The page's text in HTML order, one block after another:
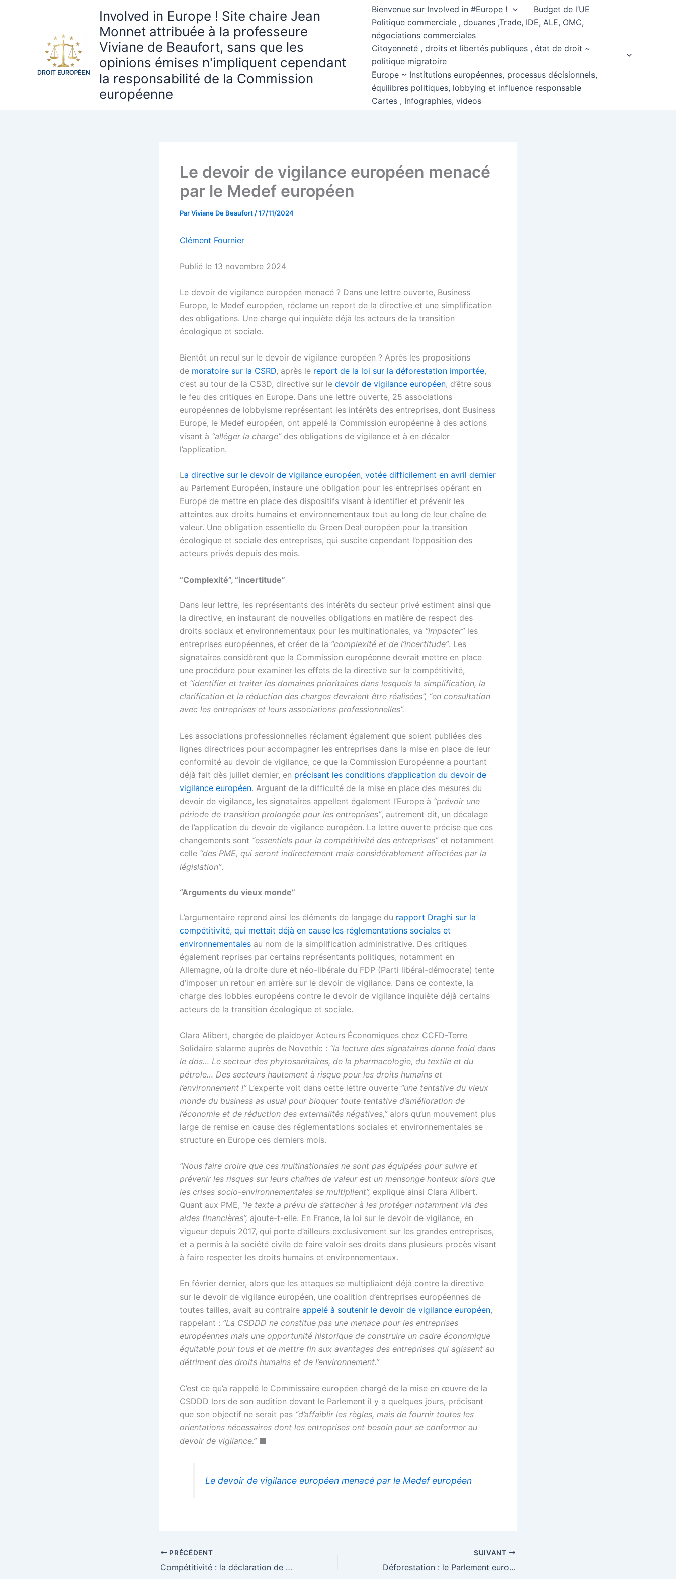
Involved in Europe ! Site chaire Jean
Monnet attribuée à la professeure
Viviane de Beaufort, sans que les
opinions émises n'impliquent cependant
la responsabilité de la Commission
européenne
Bienvenue sur Involved in #Europe !
Budget de l’UE
Politique commerciale , douanes ,Trade, IDE, ALE, OMC,
négociations commerciales
Citoyenneté , droits et libertés publiques , état de droit ~
politique migratoire
Europe ~ Institutions européennes, processus décisionnels,
équilibres politiques, lobbying et influence responsable
Cartes , Infographies, videos
Le devoir de vigilance européen menacé
par le Medef européen
ParViviane De Beaufort /17/11/2024
Clément Fournier
Publié le 13 novembre 2024
Le devoir de vigilance européen menacé ? Dans une lettre ouverte, Business
Europe, le Medef européen, réclame un report de la directive et une simplification
des obligations. Une charge qui inquiète déjà les acteurs de la transition
écologique et sociale.
Bientôt un recul sur le devoir de vigilance européen ? Après les propositions
de moratoire sur la CSRD, après le report de la loi sur la déforestation importée,
c’est au tour de la CS3D, directive sur le devoir de vigilance européen, d’être sous
le feu des critiques en Europe. Dans une lettre ouverte, 25 associations
européennes de lobbyisme représentant les intérêts des entreprises, dont Business
Europe, le Medef européen, ont appelé la Commission européenne à des actions
visant à “alléger la charge”des obligations de vigilance et à en décaler
l’application.
La directive sur le devoir de vigilance européen, votée difficilement en avril dernier
au Parlement Européen, instaure une obligation pour les entreprises opérant en
Europe de mettre en place des dispositifs visant à identifier et prévenir les
atteintes aux droits humains et environnementaux tout au long de leur chaîne de
valeur. Une obligation essentielle du Green Deal européen pour la transition
écologique et sociale des entreprises, qui suscite cependant l’opposition des
acteurs privés depuis des mois.
“Complexité”, “incertitude”
Dans leur lettre, les représentants des intérêts du secteur privé estiment ainsi que
la directive, en instaurant de nouvelles obligations en matière de respect des
droits sociaux et environnementaux pour les multinationales, va “impacter”les
entreprises européennes, et créer de la “complexité et de l’incertitude”. Les
signataires considèrent que la Commission européenne devrait mettre en place
une procédure pour examiner les effets de la directive sur la compétitivité,
et “identifier et traiter les domaines prioritaires dans lesquels la simplification, la
clarification et la réduction des charges devraient être réalisées”, “en consultation
avec les entreprises et leurs associations professionnelles”.
Les associations professionnelles réclament également que soient publiées des
lignes directrices pour accompagner les entreprises dans la mise en place de leur
conformité au devoir de vigilance, ce que la Commission Européenne a pourtant
déjà fait dès juillet dernier, en précisant les conditions d’application du devoir de
vigilance européen. Arguant de la difficulté de la mise en place des mesures du
devoir de vigilance, les signataires appellent également l’Europe à “prévoir une
période de transition prolongée pour les entreprises”, autrement dit, un décalage
de l’application du devoir de vigilance européen. La lettre ouverte précise que ces
changements sont “essentiels pour la compétitivité des entreprises”et notamment
celle “des PME, qui seront indirectement mais considérablement affectées par la
législation”.
“Arguments du vieux monde”
L’argumentaire reprend ainsi les éléments de langage du rapport Draghi sur la
compétitivité, qui mettait déjà en cause les réglementations sociales et
environnementales au nom de la simplification administrative. Des critiques
également reprises par certains représentants politiques, notamment en
Allemagne, où la droite dure et néo-libérale du FDP (Parti libéral-démocrate) tente
d’imposer un retour en arrière sur le devoir de vigilance. Dans ce contexte, la
charge des lobbies européens contre le devoir de vigilance inquiète déjà certains
acteurs de la transition écologique et sociale.
Clara Alibert, chargée de plaidoyer Acteurs Économiques chez CCFD-Terre
Solidaire s’alarme auprès de Novethic : “la lecture des signataires donne froid dans
le dos… Le secteur des phytosanitaires, de la pharmacologie, du textile et du
pétrole… Des secteurs hautement à risque pour les droits humains et
l’environnement !”L’experte voit dans cette lettre ouverte “une tentative du vieux
monde du business as usual pour bloquer toute tentative d’amélioration de
l’économie et de réduction des externalités négatives,” alors qu’un mouvement plus
large de remise en cause des réglementations sociales et environnementales se
structure en Europe ces derniers mois.
“Nous faire croire que ces multinationales ne sont pas équipées pour suivre et
prévenir les risques sur leurs chaînes de valeur est un mensonge honteux alors que
les crises socio-environnementales se multiplient”, explique ainsi Clara Alibert.
Quant aux PME, “le texte a prévu de s’attacher à les protéger notamment via des
aides financières”, ajoute-t-elle. En France, la loi sur le devoir de vigilance, en
vigueur depuis 2017, qui porte d’ailleurs exclusivement sur les grandes entreprises,
et a permis à la société civile de faire valoir ses droits dans plusieurs procès visant
à faire respecter les droits humains et environnementaux.
En février dernier, alors que les attaques se multipliaient déjà contre la directive
sur le devoir de vigilance européen, une coalition d’entreprises européennes de
toutes tailles, avait au contraire appelé à soutenir le devoir de vigilance européen,
rappelant : “La CSDDD ne constitue pas une menace pour les entreprises
européennes mais une opportunité historique de construire un cadre économique
équitable pour tous et de mettre fin aux avantages des entreprises qui agissent au
détriment des droits humains et de l’environnement.”
C’est ce qu’a rappelé le Commissaire européen chargé de la mise en œuvre de la
CSDDD lors de son audition devant le Parlement il y a quelques jours, précisant
que son objectif ne serait pas “d’affaiblir les règles, mais de fournir toutes les
orientations nécessaires dont les entreprises ont besoin pour se conformer au
devoir de vigilance.”■
Le devoir de vigilance européen menacé par le Medef européen
PRÉCÉDENT
Compétitivité : la déclaration de Budapest, quelles ambitions ?
SUIVANT
Déforestation : le Parlement européen détricote un texte clé